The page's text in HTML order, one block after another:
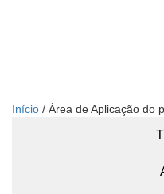
Início / Área de Aplicação do